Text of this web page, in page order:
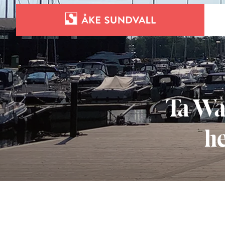
Bostäder
Lokaler och parkering
Entreprenad
Om oss
Ta